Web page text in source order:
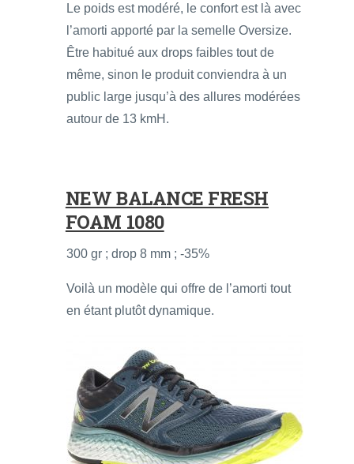
Le poids est modéré, le confort est là avec
l’amorti apporté par la semelle Oversize.
Être habitué aux drops faibles tout de
même, sinon le produit conviendra à un
public large jusqu’à des allures modérées
autour de 13 kmH.
NEW BALANCE FRESH
FOAM 1080
300 gr ; drop 8 mm ; -35%
Voilà un modèle qui offre de l’amorti tout
en étant plutôt dynamique.